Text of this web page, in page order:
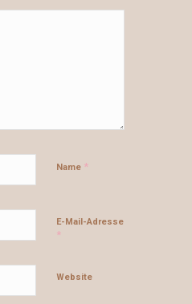
Name *
E-Mail-Adresse
*
Website